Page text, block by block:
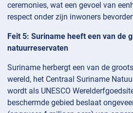
ceremonies, wat een gevoel van
respect onder zijn inwoners
Feit 5: Suriname heeft een van de
natuurreservaten
Suriname herbergt een van de
wereld, het Centraal Suriname
wordt als UNESCO
beschermde gebied beslaat